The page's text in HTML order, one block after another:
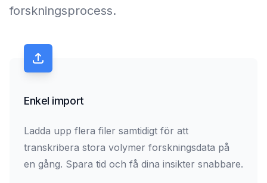
forskningsprocess.
Enkel import
Ladda upp flera filer samtidigt för att
transkribera stora volymer forskningsdata på
en gång. Spara tid och få dina insikter snabbare.